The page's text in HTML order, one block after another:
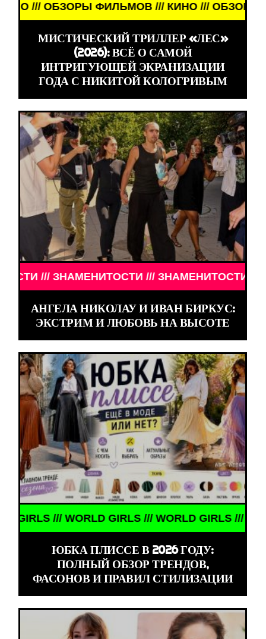
ФИЛЬМОВ /// КИНО /// ОБЗОРЫ
МИСТИЧЕСКИЙ ТРИЛЛЕР «ЛЕС»
(2026): ВСЁ О САМОЙ
ИНТРИГУЮЩЕЙ ЭКРАНИЗАЦИИ
ГОДА С НИКИТОЙ КОЛОГРИВЫМ
/// ЗНАМЕНИТОСТИ /// ЗНАМЕНИТОСТИ ///
АНГЕЛА НИКОЛАУ И ИВАН БИРКУС:
ЭКСТРИМ И ЛЮБОВЬ НА ВЫСОТЕ
/// WORLD GIRLS /// WORLD GIRLS /// WORLD
ЮБКА ПЛИССЕ В 2026 ГОДУ:
ПОЛНЫЙ ОБЗОР ТРЕНДОВ,
ФАСОНОВ И ПРАВИЛ СТИЛИЗАЦИИ